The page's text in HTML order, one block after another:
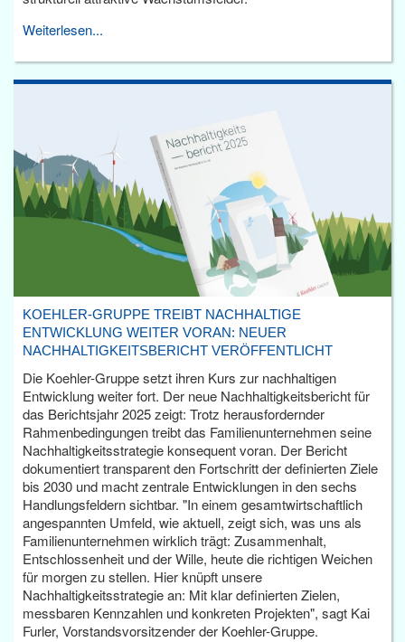
Weiterlesen...
KOEHLER-GRUPPE TREIBT NACHHALTIGE
ENTWICKLUNG WEITER VORAN: NEUER
NACHHALTIGKEITSBERICHT VERÖFFENTLICHT
Die Koehler-Gruppe setzt ihren Kurs zur nachhaltigen
Entwicklung weiter fort. Der neue Nachhaltigkeitsbericht für
das Berichtsjahr 2025 zeigt: Trotz herausfordernder
Rahmenbedingungen treibt das Familienunternehmen seine
Nachhaltigkeitsstrategie konsequent voran. Der Bericht
dokumentiert transparent den Fortschritt der definierten Ziele
bis 2030 und macht zentrale Entwicklungen in den sechs
Handlungsfeldern sichtbar. "In einem gesamtwirtschaftlich
angespannten Umfeld, wie aktuell, zeigt sich, was uns als
Familienunternehmen wirklich trägt: Zusammenhalt,
Entschlossenheit und der Wille, heute die richtigen Weichen
für morgen zu stellen. Hier knüpft unsere
Nachhaltigkeitsstrategie an: Mit klar definierten Zielen,
messbaren Kennzahlen und konkreten Projekten", sagt Kai
Furler, Vorstandsvorsitzender der Koehler-Gruppe.